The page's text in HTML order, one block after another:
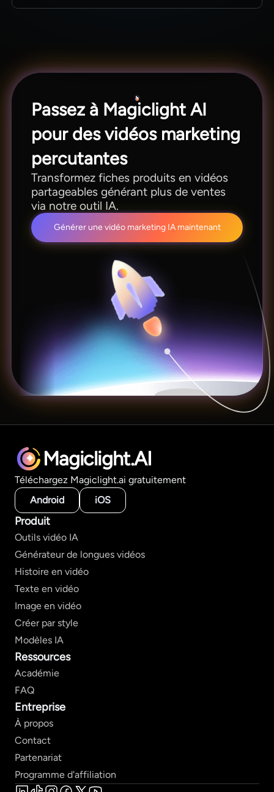
Passez à Magiclight AI
pour des vidéos marketing
percutantes
Transformez fiches produits en vidéos
partageables générant plus de ventes
via notre outil IA.
Générer une vidéo marketing IA maintenant
Magiclight.AI
Téléchargez Magiclight.ai gratuitement
Android
iOS
Produit
Outils vidéo IA
Générateur de longues vidéos
Histoire en vidéo
Texte en vidéo
Image en vidéo
Créer par style
Modèles IA
Ressources
Académie
FAQ
Entreprise
À propos
Contact
Partenariat
Programme d'affiliation